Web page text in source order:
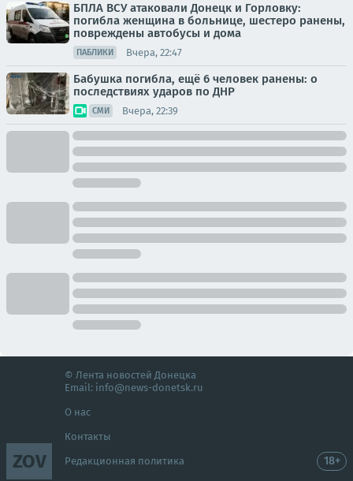
БПЛА ВСУ атаковали Донецк и Горловку:
погибла женщина в больнице, шестеро ранены,
повреждены автобусы и дома
ПАБЛИКИ Вчера, 22:47
Бабушка погибла, ещё 6 человек ранены: о
последствиях ударов по ДНР
СМИ Вчера, 22:39
ZOV
© Лента новостей Донецка
Email: info@news-donetsk.ru
О нас
Контакты
Редакционная политика 18+